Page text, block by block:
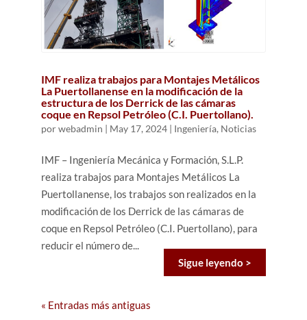
IMF realiza trabajos para Montajes Metálicos
La Puertollanense en la modificación de la
estructura de los Derrick de las cámaras
coque en Repsol Petróleo (C.I. Puertollano).
porwebadmin | May 17, 2024| Ingeniería, Noticias
IMF – Ingeniería Mecánica y Formación, S.L.P.
realiza trabajos para Montajes Metálicos La
Puertollanense, los trabajos son realizados en la
modificación de los Derrick de las cámaras de
coque en Repsol Petróleo (C.I. Puertollano), para
reducir el número de...
Sigue leyendo >
« Entradas más antiguas